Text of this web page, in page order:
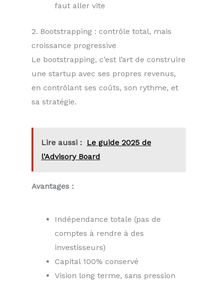
faut aller vite
2. Bootstrapping : contrôle total, mais
croissance progressive
Le bootstrapping, c’est l’art de construire
une startup avec ses propres revenus,
en contrôlant ses coûts, son rythme, et
sa stratégie.
Lire aussi : Le guide 2025 de
l'Advisory Board
Avantages :
Indépendance totale (pas de
comptes à rendre à des
investisseurs)
Capital 100% conservé
Vision long terme, sans pression